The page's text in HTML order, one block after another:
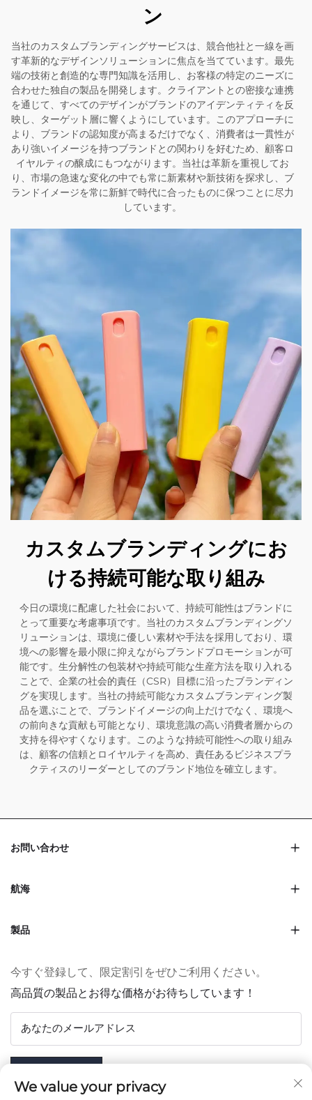
ン
当社のカスタムブランディングサービスは、競合他社と一線を画
す革新的なデザインソリューションに焦点を当てています。最先
端の技術と創造的な専門知識を活用し、お客様の特定のニーズに
合わせた独自の製品を開発します。クライアントとの密接な連携
を通じて、すべてのデザインがブランドのアイデンティティを反
映し、ターゲット層に響くようにしています。このアプローチに
より、ブランドの認知度が高まるだけでなく、消費者は一貫性が
あり強いイメージを持つブランドとの関わりを好むため、顧客ロ
イヤルティの醸成にもつながります。当社は革新を重視してお
り、市場の急速な変化の中でも常に新素材や新技術を探求し、ブ
ランドイメージを常に新鮮で時代に合ったものに保つことに尽力
しています。
カスタムブランディングにお
ける持続可能な取り組み
今日の環境に配慮した社会において、持続可能性はブランドに
とって重要な考慮事項です。当社のカスタムブランディングソ
リューションは、環境に優しい素材や手法を採用しており、環
境への影響を最小限に抑えながらブランドプロモーションが可
能です。生分解性の包装材や持続可能な生産方法を取り入れる
ことで、企業の社会的責任（CSR）目標に沿ったブランディン
グを実現します。当社の持続可能なカスタムブランディング製
品を選ぶことで、ブランドイメージの向上だけでなく、環境へ
の前向きな貢献も可能となり、環境意識の高い消費者層からの
支持を得やすくなります。このような持続可能性への取り組み
は、顧客の信頼とロイヤルティを高め、責任あるビジネスプラ
クティスのリーダーとしてのブランド地位を確立します。
お問い合わせ
航海
製品
今すぐ登録して、限定割引をぜひご利用ください。
高品質の製品とお得な価格がお待ちしています！
あなたのメールアドレス
We value your privacy